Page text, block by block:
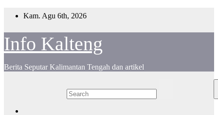
Kam. Agu 6th, 2026
Info Kalteng
Berita Seputar Kalimantan Tengah dan artikel